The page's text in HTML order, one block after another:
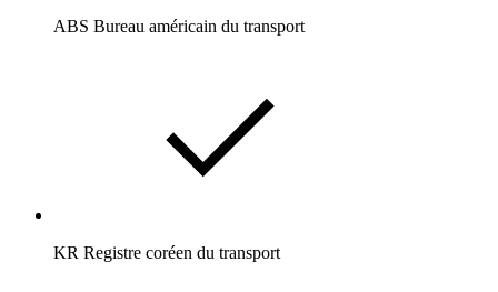
ABS Bureau américain du transport
KR Registre coréen du transport